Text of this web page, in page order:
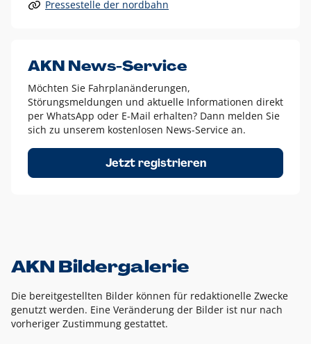
Alle anderen Logo-Varianten dürfen nur in Ausnahmefällen
Diese Ausnahmen sind zum Beispiel:
dem AKN Blau,
weißes Logo auf Fotohintergründen,
schwarzes Logo für reine Schwarz-Weiß-Umsetzungen
Um das Logo herum muss ein Schutzraum von jeweils einer
Höhe bzw. Breite des N aus AKN in alle Richtungen
Pressestelle der nordbahn
AKN News-Service
Möchten Sie Fahrplanänderungen,
Störungsmeldungen und aktuelle Informationen direkt
per WhatsApp oder E-Mail erhalten? Dann melden Sie
sich zu unserem kostenlosen News-Service an.
Jetzt registrieren
AKN Bildergalerie
Die bereitgestellten Bilder können für redaktionelle Zwecke
genutzt werden. Eine Veränderung der Bilder ist nur nach
vorheriger Zustimmung gestattet.